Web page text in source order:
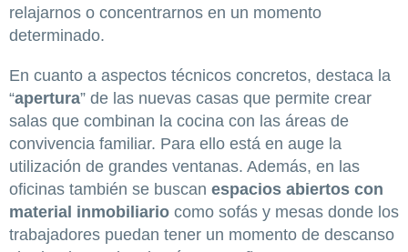
relajarnos o concentrarnos en un momento
determinado.
En cuanto a aspectos técnicos concretos, destaca la
“apertura” de las nuevas casas que permite crear
salas que combinan la cocina con las áreas de
convivencia familiar. Para ello está en auge la
utilización de grandes ventanas. Además, en las
oficinas también se buscan espacios abiertos con
material inmobiliario como sofás y mesas donde los
trabajadores puedan tener un momento de descanso